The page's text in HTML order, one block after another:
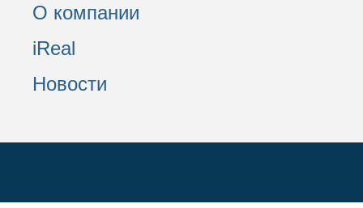
О компании
iReal
Новости